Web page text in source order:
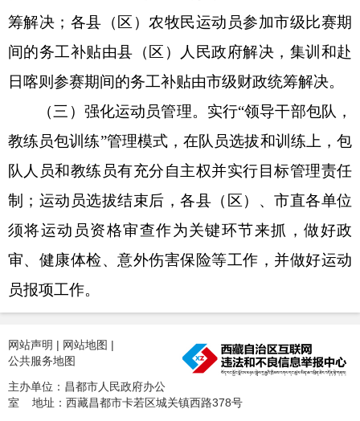
筹解决；各县 （ 区 ）农牧民运动员参加市级比赛期
间的务工补贴由县 （ 区 ）
人民政府解决，集训和赴
日喀则参赛期间的务工补贴由市级财政统筹解决。
（三 ）强化运动员管理。 实行“领导干部包队，
教练员包训练”管理模式，在队员选拔和训练上，包
队人员和教练员有充分自主权并实行目标管理责任
制；运动员选拔结束后，各县（区）、市直各单位
须将运动员资格审查作为关键环节来抓，做好政
审、健康体检、意外伤害保险等工作 ，并做好运动
员报项工作。
网站声明 | 网站地图 |
公共服务地图
主办单位：昌都市人民政府办公
室 地址：西藏昌都市卡若区城关镇西路378号